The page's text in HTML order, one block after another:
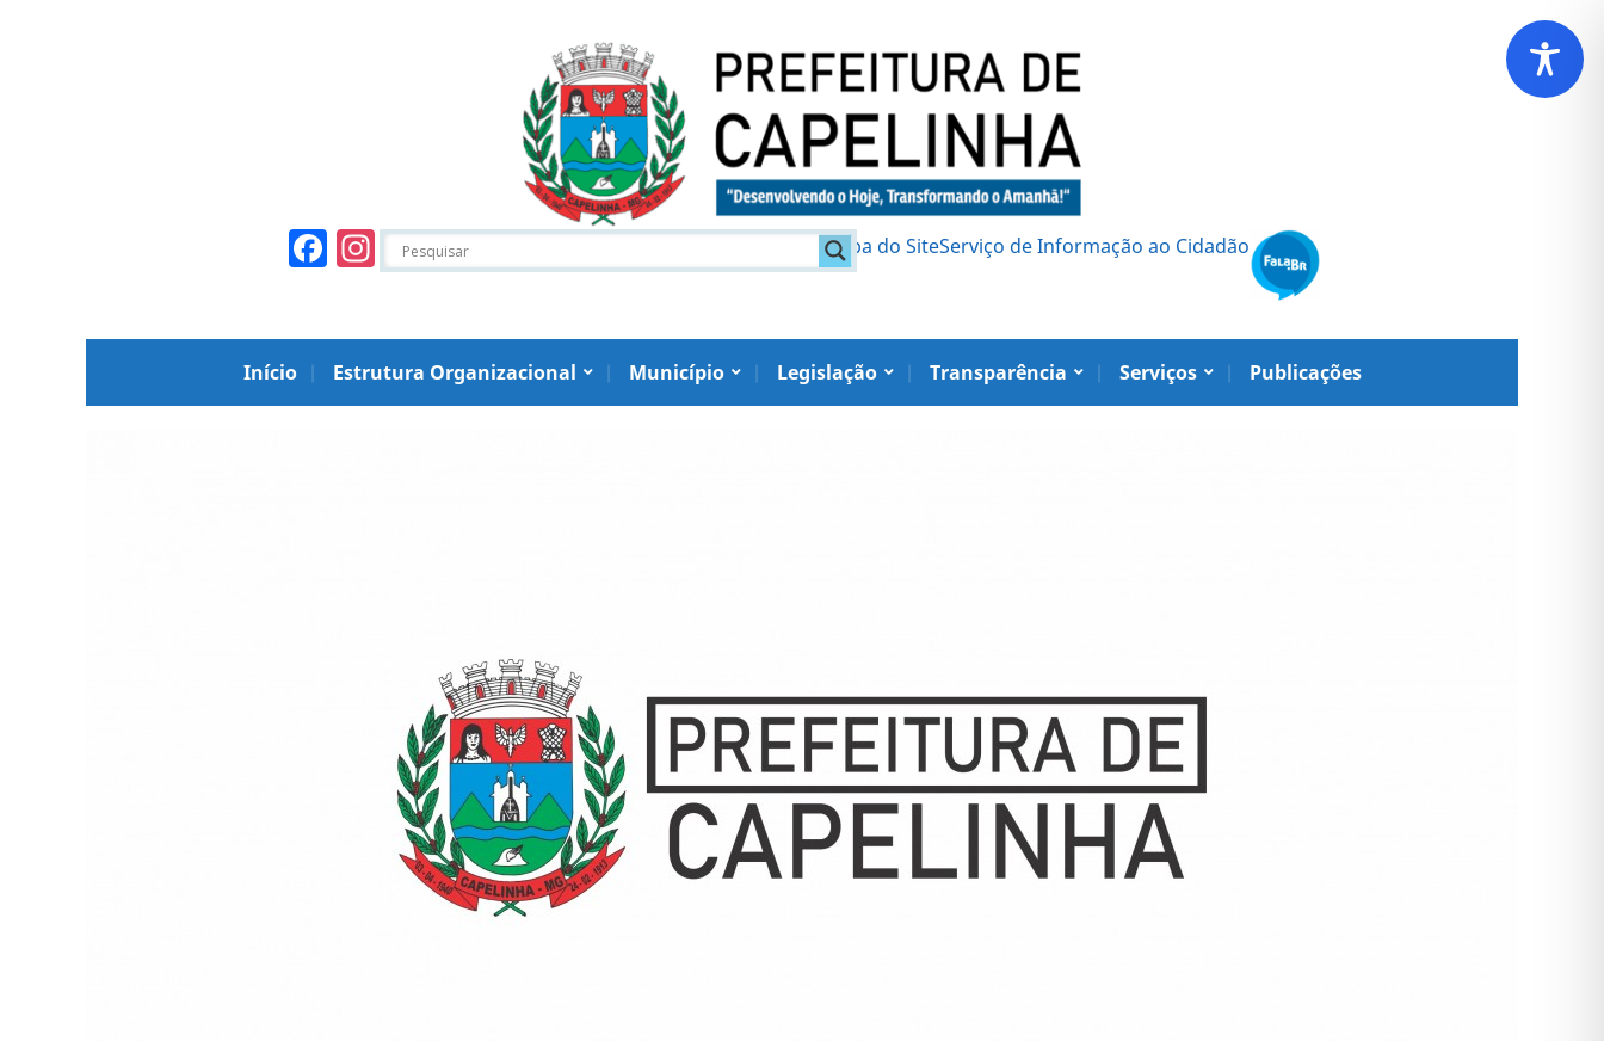
Facebook
Instagram Mapa do SiteServiço de Informação ao Cidadão
Início Estrutura Organizacional Município Legislação Transparência Serviços Publicações